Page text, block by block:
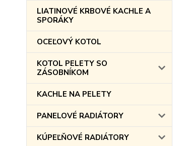
LIATINOVÉ KRBOVÉ KACHLE A
SPORÁKY
OCEĽOVÝ KOTOL
KOTOL PELETY SO
ZÁSOBNÍKOM
KACHLE NA PELETY
PANELOVÉ RADIÁTORY
KÚPEĽŇOVÉ RADIÁTORY